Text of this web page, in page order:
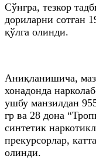
Сўнгра, тезкор
дориларни сотган
қўлга олинди.
Аниқланишича,
хонадонда
ушбу манзилдан
гр ва 28 дона
синтетик
прекурсорлар,
олинди.